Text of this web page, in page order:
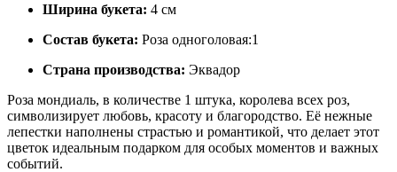
Ширина букета: 4 см
Состав букета: Роза одноголовая:1
Страна производства: Эквадор
Роза мондиаль, в количестве 1 штука, королева всех роз,
символизирует любовь, красоту и благородство. Её нежные
лепестки наполнены страстью и романтикой, что делает этот
цветок идеальным подарком для особых моментов и важных
событий.